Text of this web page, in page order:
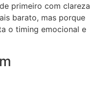
primeiro com clareza
barato, mas porque
o timing emocional e